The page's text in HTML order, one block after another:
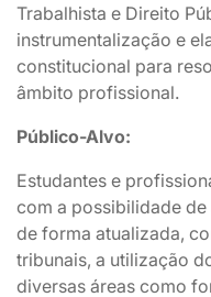
Trabalhista e Direito
instrumentalização e
constitucional para
âmbito profissional.
Público-Alvo:
Estudantes e
com a possibilidade
de forma atualizada,
tribunais, a utilização
diversas áreas como